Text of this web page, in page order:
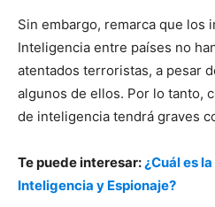
Sin embargo, remarca que los
Inteligencia entre países no
atentados terroristas, a pesar
algunos de ellos. Por lo tanto,
de inteligencia tendrá graves
Te puede interesar: ¿Cuál es
Inteligencia y Espionaje?